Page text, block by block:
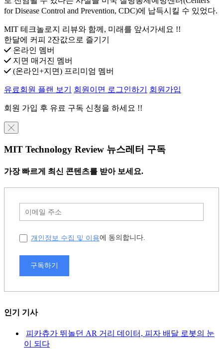
for Disease Control and Prevention, CDC)에 납득시킬 수 있었다.
MIT 테크놀로지 리뷰와 함께, 미래를 앞서가세요 !!
한달에 커피 2잔값으로 즐기기
온라인 멤버
지면 매거진 멤버
(온라인+지면) 프리미엄 멤버
유료회원 플랜 보기 회원이면 로그인하기 회원가입
회원 가입 후 유료 구독 신청을 하세요 !!
╳
MIT Technology Review 뉴스레터 구독
가장 빠르게 최신 콘텐츠를 받아 보세요.
개인정보 수집 및 이용에 동의합니다.
구독하기
인기 기사
피카츄가 뛰놀던 AR 거리 데이터, 피자 배달 로봇의 눈
이 되다